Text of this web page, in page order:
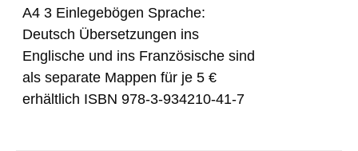
A4 3 Einlegebögen Sprache:
Deutsch Übersetzungen ins
Englische und ins Französische sind
als separate Mappen für je 5 €
erhältlich ISBN 978-3-934210-41-7